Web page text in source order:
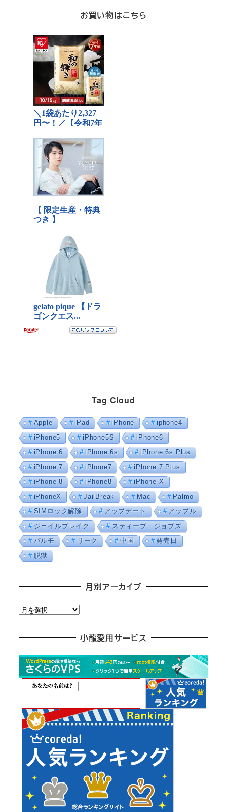
お買い物はこちら
Tag Cloud
Apple iPad iPhone
iphone4
iPhone5
iPhone5S
iPhone6
iPhone 6
iPhone 6s
iPhone 6s Plus
iPhone 7
iPhone7
iPhone 7 Plus
iPhone 8
iPhone8
iPhone X
iPhoneX
JailBreak Mac
Palmo
SIMロック解除
アップデート
アップル
ジェイルブレイク
スティーブ・ジョブズ
パルモ
リーク 中国
発売日
脱獄
月別アーカイブ
月
カ
小龍愛用サービス